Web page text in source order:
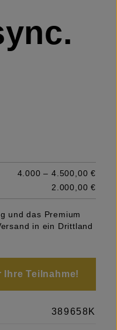
4.000 – 4.500,00 €
2.000,00 €
und das Premium
in ein Drittland
Ihre Teilnahme!
389658K